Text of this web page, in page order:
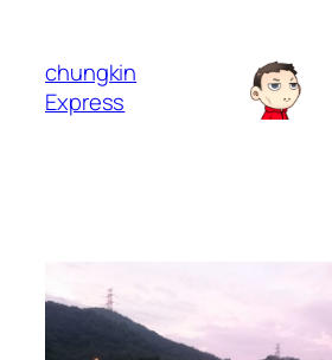
chungkin
Express